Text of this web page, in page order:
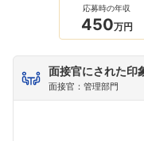
応募時の年収
450万円
面接官にされた印
面接官：管理部門